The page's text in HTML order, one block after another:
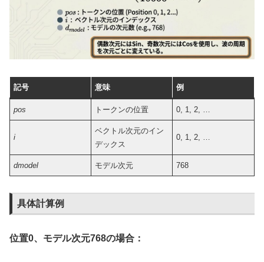
記号 意味 例
pos トークンの位置 0, 1, 2, …
i
ベクトル次元のイン
デックス
0, 1, 2, …
dmodel モデル次元 768
具体計算例
位置0、モデル次元768の場合：